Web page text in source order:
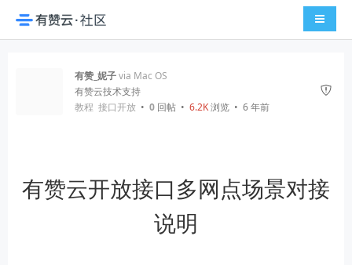
导航切
有赞_妮子via Mac OS
有赞云技术支持
教程 接口开放 • 0 回帖 • 6.2K浏览 • 6 年前
有赞云开放接口多网点场景对接
说明